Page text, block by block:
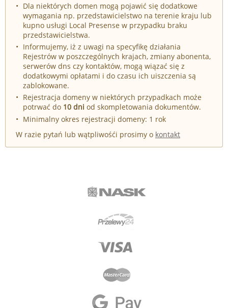
Dla niektórych domen mogą pojawić się dodatkowe
wymagania np. przedstawicielstwo na terenie kraju lub
kupno usługi Local Presense w przypadku braku
przedstawicielstwa.
Informujemy, iż z uwagi na specyfikę działania
Rejestrów w poszczególnych krajach, zmiany abonenta,
serwerów dns czy kontaktów, mogą wiązać się z
dodatkowymi opłatami i do czasu ich uiszczenia są
zablokowane.
Rejestracja domeny w niektórych przypadkach może
potrwać do 10 dni od skompletowania dokumentów.
Minimalny okres rejestracji domeny: 1 rok
W razie pytań lub wątpliwośći prosimy o kontakt